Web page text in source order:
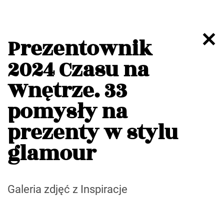
Prezentownik
2024 Czasu na
Wnętrze. 33
pomysły na
prezenty w stylu
glamour
Galeria zdjęć z Inspiracje